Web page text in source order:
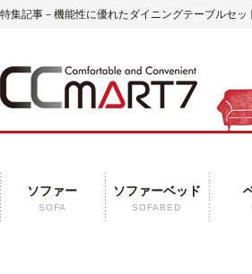
特集記事－機能性に優れたダイニングテーブルセッ
ソファー
SOFA
ソファーベッド
SOFABED